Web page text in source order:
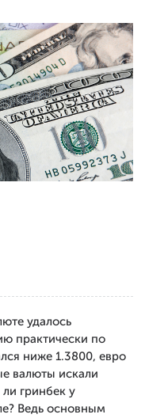
удалось
практически по
ниже 1.3800, евро
валюты искали
гринбек у
Ведь основным